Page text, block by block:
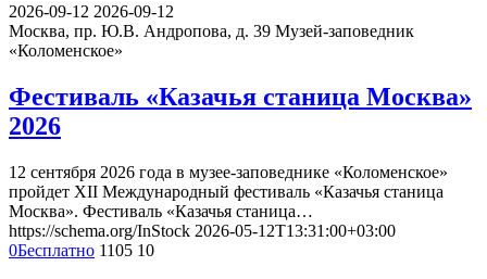
2026-09-12 2026-09-12
Москва, пр. Ю.В. Андропова, д. 39 Музей-заповедник
«Коломенское»
Фестиваль «Казачья станица Москва»
2026
12 сентября 2026 года в музее-заповеднике «Коломенское»
пройдет XII Международный фестиваль «Казачья станица
Москва». Фестиваль «Казачья станица…
https://schema.org/InStock 2026-05-12T13:31:00+03:00
0Бесплатно 1105 10